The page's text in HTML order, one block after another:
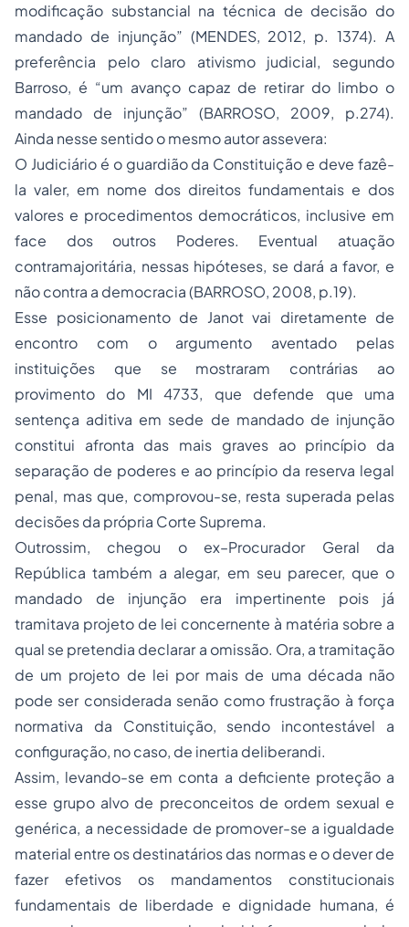
modificação substancial na técnica de decisão do
mandado de injunção” (MENDES, 2012, p. 1374). A
preferência pelo claro ativismo judicial, segundo
Barroso, é “um avanço capaz de retirar do limbo o
mandado de injunção” (BARROSO, 2009, p.274).
Ainda nesse sentido o mesmo autor assevera:
O Judiciário é o guardião da Constituição e deve fazê-
la valer, em nome dos direitos fundamentais e dos
valores e procedimentos democráticos, inclusive em
face dos outros Poderes. Eventual atuação
contramajoritária, nessas hipóteses, se dará a favor, e
não contra a democracia (BARROSO, 2008, p.19).
Esse posicionamento de Janot vai diretamente de
encontro com o argumento aventado pelas
instituições que se mostraram contrárias ao
provimento do MI 4733, que defende que uma
sentença aditiva em sede de mandado de injunção
constitui afronta das mais graves ao princípio da
separação de poderes e ao princípio da reserva legal
penal, mas que, comprovou-se, resta superada pelas
decisões da própria Corte Suprema.
Outrossim, chegou o ex–Procurador Geral da
República também a alegar, em seu parecer, que o
mandado de injunção era impertinente pois já
tramitava projeto de lei concernente à matéria sobre a
qual se pretendia declarar a omissão. Ora, a tramitação
de um projeto de lei por mais de uma década não
pode ser considerada senão como frustração à força
normativa da Constituição, sendo incontestável a
configuração, no caso, de inertia deliberandi.
Assim, levando-se em conta a deficiente proteção a
esse grupo alvo de preconceitos de ordem sexual e
genérica, a necessidade de promover-se a igualdade
material entre os destinatários das normas e o dever de
fazer efetivos os mandamentos constitucionais
fundamentais de liberdade e dignidade humana, é